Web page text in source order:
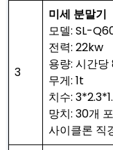
3
미세 분말기
모델: SL-
전력: 22kw
용량: 시간
무게: 1t
치수:
망치: 30개
사이클론 직